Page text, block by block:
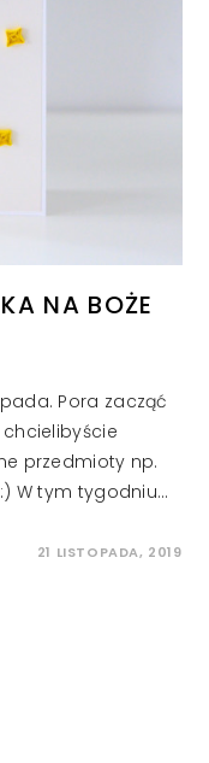
NA BOŻE
Pora zacząć
chcielibyście
przedmioty np.
W tym tygodniu…
21 LISTOPADA, 2019